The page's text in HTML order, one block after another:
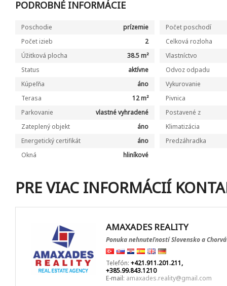
PODROBNÉ INFORMÁCIE
Poschodie prízemie
Počet poschodí
Počet izieb
2
Celková rozloha
Úžitková plocha
38.5 m²
Vlastníctvo
Status
aktívne
Odvoz odpadu
Kúpeľňa
áno
Vykurovanie
Terasa
12 m²
Pivnica
Parkovanie
vlastné vyhradené
Postavené z
Zateplený objekt
áno
Klimatizácia
Energetický certifikát
áno
Predzáhradka
Okná
hliníkové
PRE VIAC INFORMÁCIÍ
AMAXADES REALITY
Ponuka nehnuteľností Slovensko a
Telefón: +421.911.201.211,
+385.99.843.1210
E-mail: amaxades.reality@gmail.com